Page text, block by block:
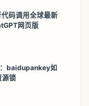
码调用全球最新
网页版
baidupankey如
源锁